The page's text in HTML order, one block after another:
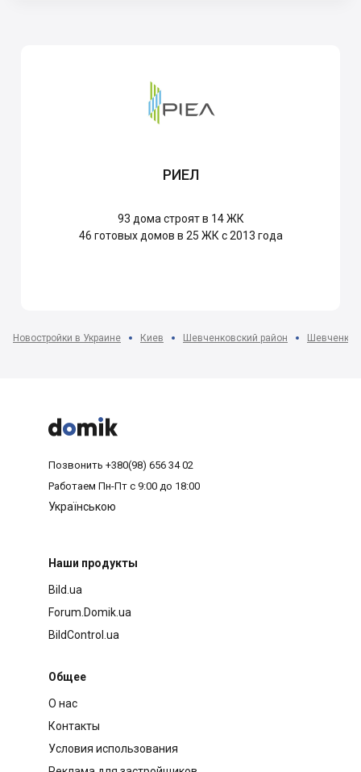
РИЕЛ
93 дома строят в 14 ЖК
46 готовых домов в 25 ЖК с 2013 года
Новостройки в Украине Киев Шевченковский район



Позвонить +380(98) 656 34 02
Работаем Пн-Пт с 9:00 до 18:00
Українською
Наши продукты
Bild.ua
Forum.Domik.ua
BildControl.ua
Общее
О нас
Контакты
Условия использования